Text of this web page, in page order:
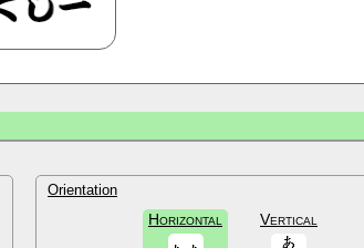
Orientation
Horizontal Vertical